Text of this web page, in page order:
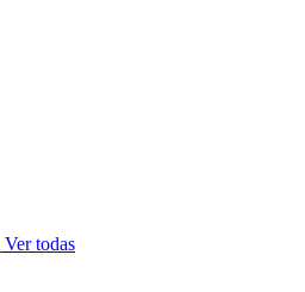
Ver todas